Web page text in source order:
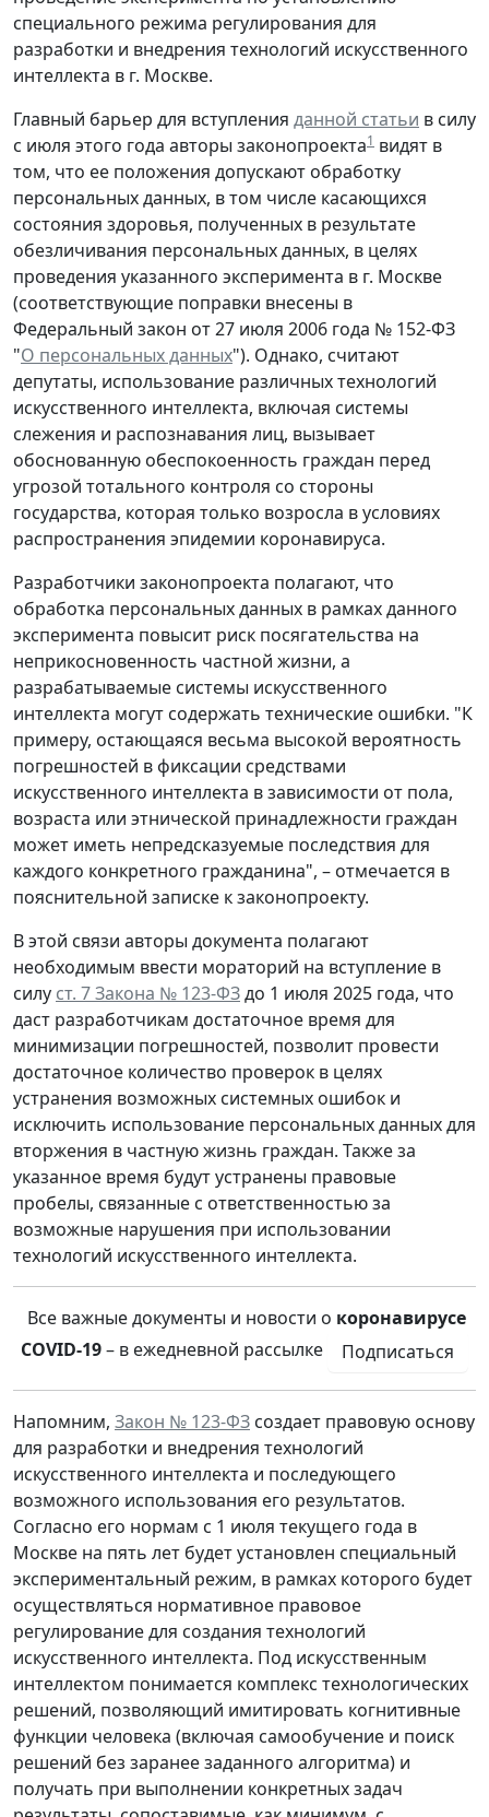
специального режима регулирования для
разработки и внедрения технологий искусственного
интеллекта в г. Москве.
Главный барьер для вступления данной статьи в силу
с июля этого года авторы законопроекта1 видят в
том, что ее положения допускают обработку
персональных данных, в том числе касающихся
состояния здоровья, полученных в результате
обезличивания персональных данных, в целях
проведения указанного эксперимента в г. Москве
(соответствующие поправки внесены в
Федеральный закон от 27 июля 2006 года № 152-ФЗ
"О персональных данных"). Однако, считают
депутаты, использование различных технологий
искусственного интеллекта, включая системы
слежения и распознавания лиц, вызывает
обоснованную обеспокоенность граждан перед
угрозой тотального контроля со стороны
государства, которая только возросла в условиях
распространения эпидемии коронавируса.
Разработчики законопроекта полагают, что
обработка персональных данных в рамках данного
эксперимента повысит риск посягательства на
неприкосновенность частной жизни, а
разрабатываемые системы искусственного
интеллекта могут содержать технические ошибки. "К
примеру, остающаяся весьма высокой вероятность
погрешностей в фиксации средствами
искусственного интеллекта в зависимости от пола,
возраста или этнической принадлежности граждан
может иметь непредсказуемые последствия для
каждого конкретного гражданина", – отмечается в
пояснительной записке к законопроекту.
В этой связи авторы документа полагают
необходимым ввести мораторий на вступление в
силу ст. 7 Закона № 123-ФЗдо 1 июля 2025 года, что
даст разработчикам достаточное время для
минимизации погрешностей, позволит провести
достаточное количество проверок в целях
устранения возможных системных ошибок и
исключить использование персональных данных для
вторжения в частную жизнь граждан. Также за
указанное время будут устранены правовые
пробелы, связанные с ответственностью за
возможные нарушения при использовании
технологий искусственного интеллекта.
Все важные документы и новости о коронавирусе
COVID-19– в ежедневной рассылке Подписаться
Напомним, Закон № 123-ФЗ создает правовую основу
для разработки и внедрения технологий
искусственного интеллекта и последующего
возможного использования его результатов.
Согласно его нормам с 1 июля текущего года в
Москве на пять лет будет установлен специальный
экспериментальный режим, в рамках которого будет
осуществляться нормативное правовое
регулирование для создания технологий
искусственного интеллекта. Под искусственным
интеллектом понимается комплекс технологических
решений, позволяющий имитировать когнитивные
функции человека (включая самообучение и поиск
решений без заранее заданного алгоритма) и
получать при выполнении конкретных задач